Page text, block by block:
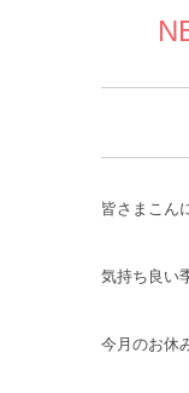
皆さまこん
気持ち良い
今月のお休